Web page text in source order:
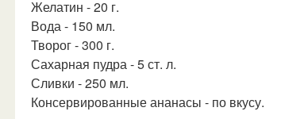
Желатин - 20 г.
Вода - 150 мл.
Творог - 300 г.
Сахарная пудра - 5 ст. л.
Сливки - 250 мл.
Консервированные ананасы - по вкусу.